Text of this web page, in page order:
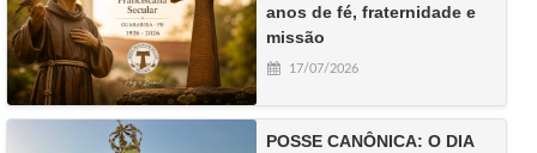
anos de fé, fraternidade e
missão
17/07/2026
POSSE CANÔNICA: O DIA